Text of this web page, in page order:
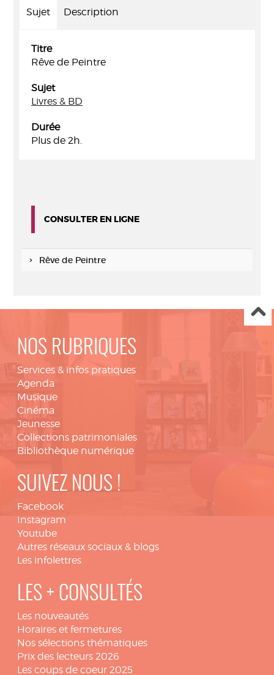
Sujet Description
Titre
Rêve de Peintre
Sujet
Livres & BD
Durée
Plus de 2h.
CONSULTER EN LIGNE
Rêve de Peintre
NOS RUBRIQUES
Services & infos pratiques
Agenda
Musique
Cinéma
Jeunesse
Collections patrimoniales
Bibliothèque numérique
SUIVEZ NOUS !
Facebook
Instagram
Youtube
Autres réseaux sociaux & blogs
Les infolettres
LES + CONSULTÉS
Les nouveautés
Horaires et fermetures
Nos sélections thématiques
Prix des lecteurs 2026
Les coups de coeur 2025